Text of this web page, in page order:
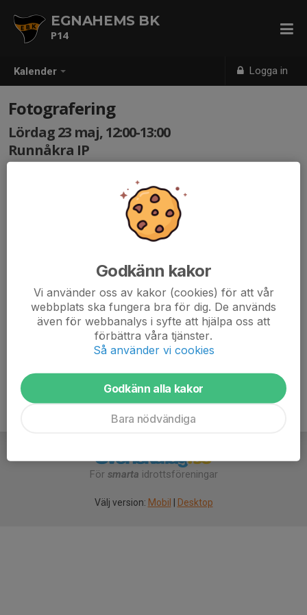
Kalender Logga in
EGNAHEMS BK
P14
Fotografering
Lördag 23 maj, 12:00-13:00
Runnåkra IP
12:00 på lördag har vi vår slot för fotografering. Precis
som tidigare år behöver föräldrarna skriva på en
fotolapp. Vi ska försöka dela ut denna under träningarna
fotograferingen. Kom gärna 15-20 minuter innan för att
Spelare ska ha sina matchställ på sig. Skriv gärna en
kommentar ifall matchställ saknas, så löser vi det på
För smarta idrottsföreningar
Välj version: Mobil Desktop
Godkänn kakor
Vi använder oss av kakor (cookies) för att vår
webbplats ska fungera bra för dig. De används
även för webbanalys i syfte att hjälpa oss att
förbättra våra tjänster.
Så använder vi cookies
Godkänn alla kakor
Bara nödvändiga